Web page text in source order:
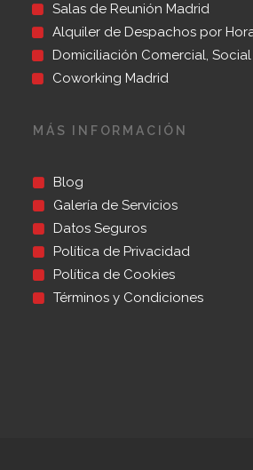
Salas de Reunión Madrid
Alquiler de Despachos por
Domiciliación Comercial, Social
Coworking Madrid
MÁS INFORMACIÓN
Blog
Galería de Servicios
Datos Seguros
Política de Privacidad
Política de Cookies
Términos y Condiciones